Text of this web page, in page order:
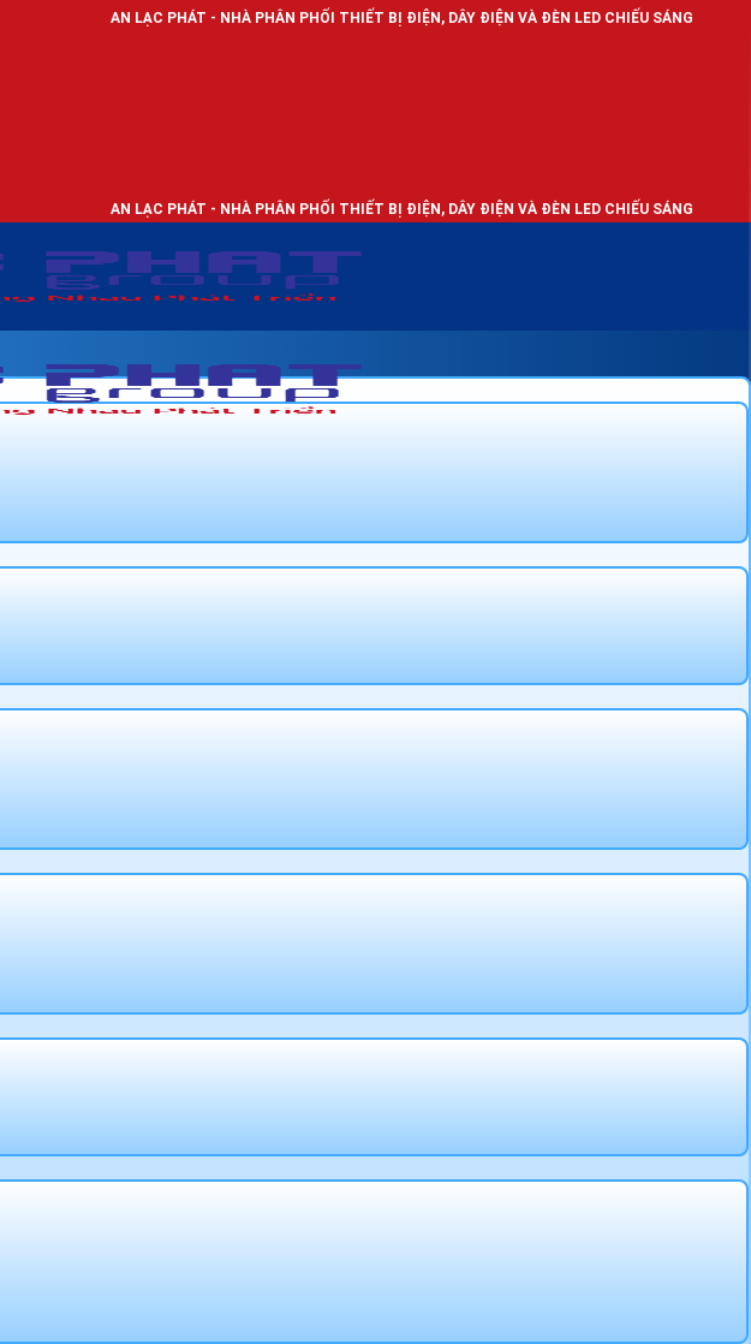
AN LẠC PHÁT - NHÀ PHÂN PHỐI THIẾT BỊ ĐIỆN, DÂY ĐIỆN VÀ ĐÈN LED CHIẾU SÁNG
AN LẠC PHÁT - NHÀ PHÂN PHỐI THIẾT BỊ ĐIỆN, DÂY ĐIỆN VÀ ĐÈN LED CHIẾU SÁNG